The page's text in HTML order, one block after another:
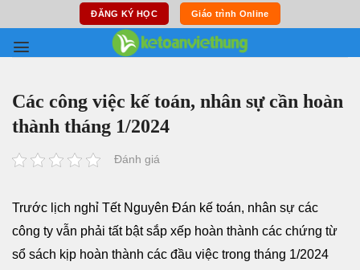
content
ĐĂNG KÝ HỌC Giáo trình Online
Các công việc kế toán, nhân sự cần hoàn
thành tháng 1/2024
Đánh giá
Trước lịch nghỉ Tết Nguyên Đán kế toán, nhân sự các
công ty vẫn phải tất bật sắp xếp hoàn thành các chứng từ
sổ sách kịp hoàn thành các đầu việc trong tháng 1/2024